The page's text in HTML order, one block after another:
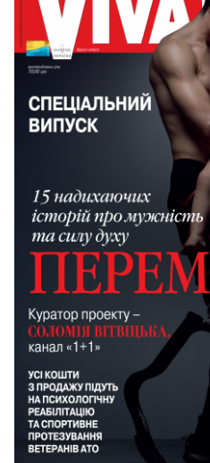
Обкладинка нового
«Viva! Переможці».
в кіосках із пресою в
зони АТО й АР Крим.
журналу підуть на
спортивне протезування